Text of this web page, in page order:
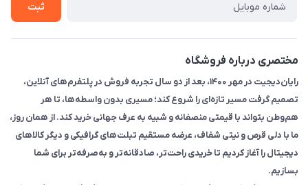
ثبت
مختصری درباره فروشگاه
رایان‌دیجیت در مهر ۱۴۰۰، بعد از دو سال تجربه فروش در پلتفرم‌های آنلاین،
تصمیم گرفت مسیر تازه‌ای را شروع کند؛ مسیری بدون واسطه‌ها، تا هر
هم‌وطن بتواند با قیمتی منصفانه و شبیه به عرف جهانی خرید کند. از همان روز،
ما با دلی قرص و نیتی شفاف، عرضه مستقیم تبلت‌های گرافیکی و دیگر کالاهای
دیجیتال را آغاز کردیم تا خریدی راحت‌تر، صادقانه‌تر و به‌صرفه‌تر برای شما
بسازیم.